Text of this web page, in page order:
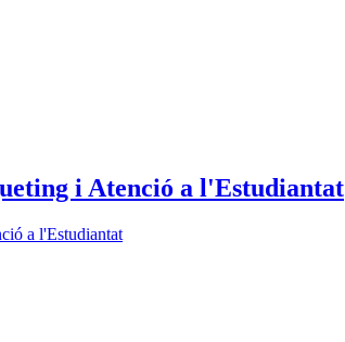
i Atenció a l'Estudiantat
a l'Estudiantat